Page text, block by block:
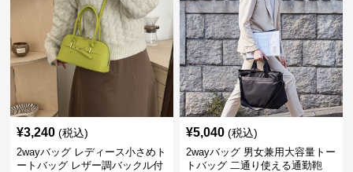
¥3,240 (税込)
2wayバッグ レディース小さめト
ートバッグ レザー調バックル付
¥5,040 (税込)
2wayバッグ 男女兼用大容量トー
トバッグ 二通り使える通勤鞄